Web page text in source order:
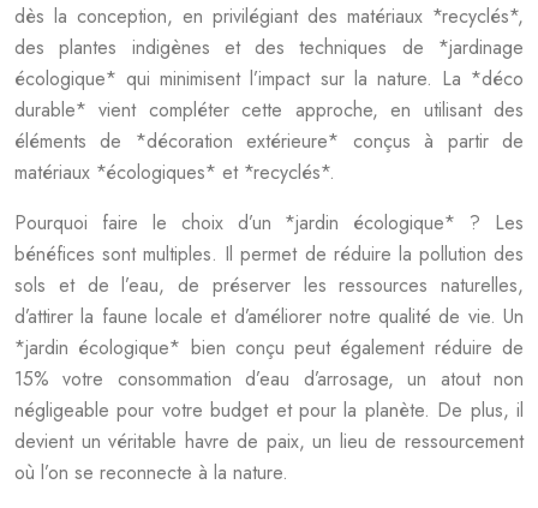
dès la conception, en privilégiant des matériaux *recyclés*,
des plantes indigènes et des techniques de *jardinage
écologique* qui minimisent l’impact sur la nature. La *déco
durable* vient compléter cette approche, en utilisant des
éléments de *décoration extérieure* conçus à partir de
matériaux *écologiques* et *recyclés*.
Pourquoi faire le choix d’un *jardin écologique* ? Les
bénéfices sont multiples. Il permet de réduire la pollution des
sols et de l’eau, de préserver les ressources naturelles,
d’attirer la faune locale et d’améliorer notre qualité de vie. Un
*jardin écologique* bien conçu peut également réduire de
15% votre consommation d’eau d’arrosage, un atout non
négligeable pour votre budget et pour la planète. De plus, il
devient un véritable havre de paix, un lieu de ressourcement
où l’on se reconnecte à la nature.